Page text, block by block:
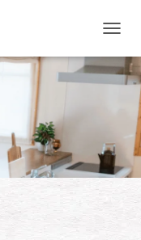
ビ
ゲ
ー
を
切
り